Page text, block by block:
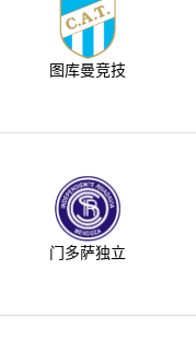
图库曼竞技
门多萨独立